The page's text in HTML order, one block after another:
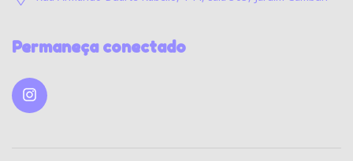
Permaneça conectado